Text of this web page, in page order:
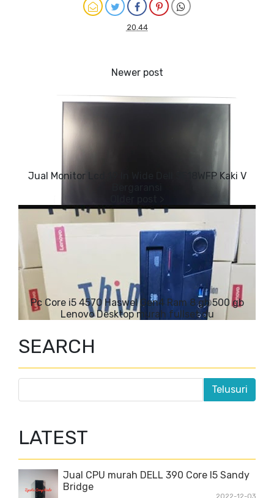
20.44
Jual Monitor Lcd 19 In Wide Dell SE18WFP Kaki V
Pc Core i5 4570 Haswel Gen4 Ram 8 gb 500 gb
Lenovo Desktop murah fullset du
SEARCH
LATEST
Jual CPU murah DELL 390 Core I5 Sandy
Bridge